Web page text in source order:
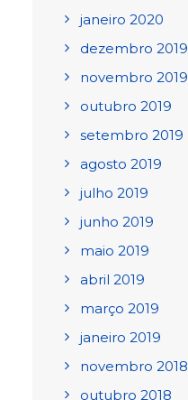
janeiro 2020
dezembro 2019
novembro 2019
outubro 2019
setembro 2019
agosto 2019
julho 2019
junho 2019
maio 2019
abril 2019
março 2019
janeiro 2019
novembro 2018
outubro 2018